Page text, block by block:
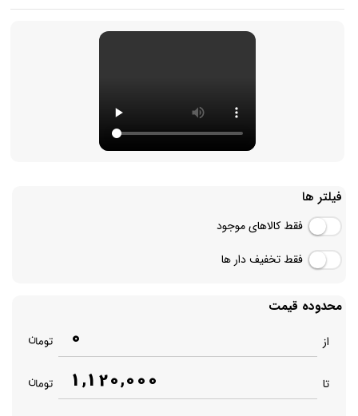
فیلتر ها
فقط کالاهای موجود
فقط تخفیف دار ها
محدوده قیمت
از 0
تا 1,120,000